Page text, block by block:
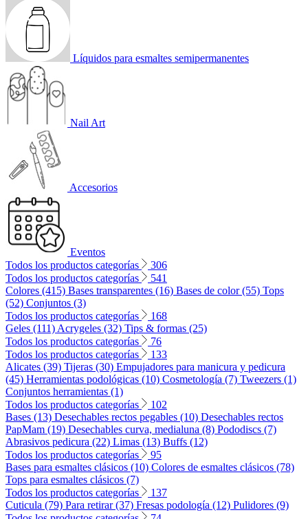
Líquidos para esmaltes semipermanentes
Nail Art
Accesorios
Eventos
Todos los productos categorías
306
Todos los productos categorías
541
Colores (415) Bases transparentes (16) Bases de color (55) Tops
(52) Conjuntos (3)
Todos los productos categorías
168
Geles (111) Acrygeles (32) Tips & formas (25)
Todos los productos categorías
76
Todos los productos categorías
133
Alicates (39) Tijeras (30) Empujadores para manicura y pedicura
(45) Herramientas podológicas (10) Cosmetología (7) Tweezers (1)
Conjuntos herramientas (1)
Todos los productos categorías
102
Bases (13) Desechables rectos pegables (10) Desechables rectos
PapMam (19) Desechables curva, medialuna (8) Pododiscs (7)
Abrasivos pedicura (22) Limas (13) Buffs (12)
Todos los productos categorías
95
Bases para esmaltes clásicos (10) Colores de esmaltes clásicos (78)
Tops para esmaltes clásicos (7)
Todos los productos categorías
137
Cuticula (79) Para retirar (37) Fresas podología (12) Pulidores (9)